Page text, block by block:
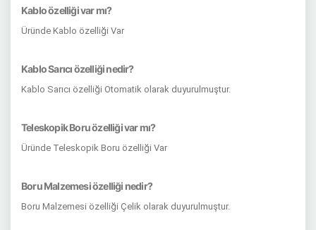
Kablo özelliği var mı?
Üründe Kablo özelliği Var
Kablo Sarıcı özelliği nedir?
Kablo Sarıcı özelliği Otomatik olarak duyurulmuştur.
Teleskopik Boru özelliği var mı?
Üründe Teleskopik Boru özelliği Var
Boru Malzemesi özelliği nedir?
Boru Malzemesi özelliği Çelik olarak duyurulmuştur.